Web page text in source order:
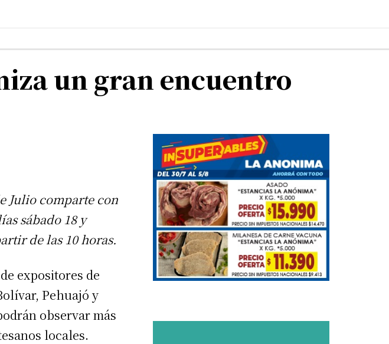
un gran encuentro
Julio comparte con
sábado 18 y
de las 10 horas.
expositores de
Pehuajó y
observar más
locales.